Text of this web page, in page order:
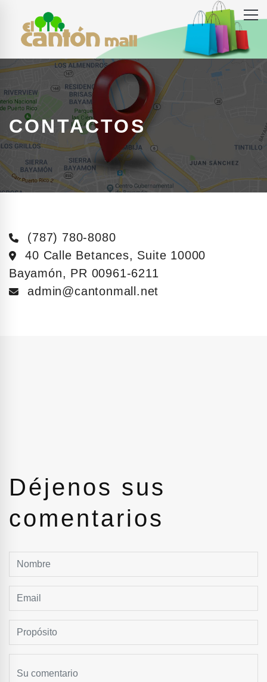
CONTACTOS
(787) 780-8080
40 Calle Betances, Suite 10000
Bayamón, PR 00961-6211
admin@cantonmall.net
Déjenos sus
comentarios